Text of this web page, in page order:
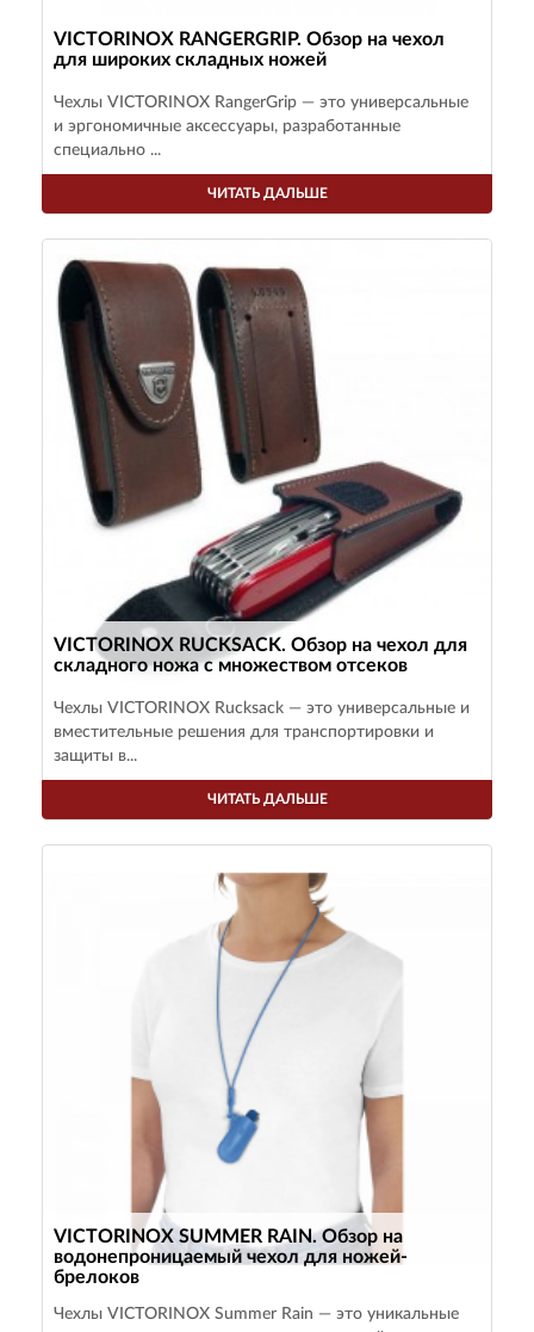
VICTORINOX RANGERGRIP. Обзор на чехол
для широких складных ножей
Чехлы VICTORINOX RangerGrip — это универсальные
и эргономичные аксессуары, разработанные
специально ...
ЧИТАТЬ ДАЛЬШЕ
VICTORINOX RUCKSACK. Обзор на чехол для
складного ножа с множеством отсеков
Чехлы VICTORINOX Rucksack — это универсальные и
вместительные решения для транспортировки и
защиты в...
ЧИТАТЬ ДАЛЬШЕ
VICTORINOX SUMMER RAIN. Обзор на
водонепроницаемый чехол для ножей-
брелоков
Чехлы VICTORINOX Summer Rain — это уникальные